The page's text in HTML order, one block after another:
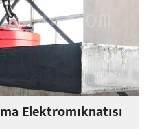
Elektromıknatısı